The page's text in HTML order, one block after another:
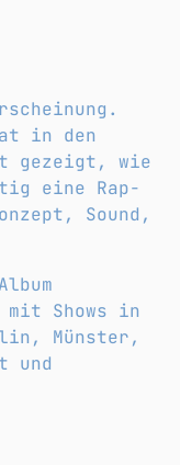
in den
gezeigt, wie
eine Rap-
Sound,
Shows in
Münster,
und